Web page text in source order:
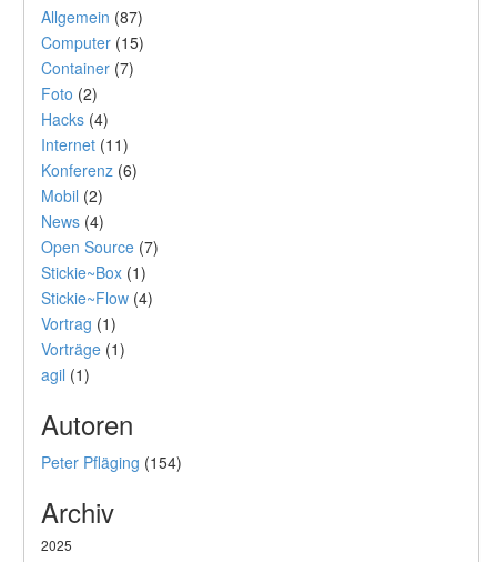
Allgemein (87)
Computer (15)
Container (7)
Foto (2)
Hacks (4)
Internet (11)
Konferenz (6)
Mobil (2)
News (4)
Open Source (7)
Stickie~Box (1)
Stickie~Flow (4)
Vortrag (1)
Vorträge (1)
agil (1)
Autoren
Peter Pfläging (154)
Archiv
2025